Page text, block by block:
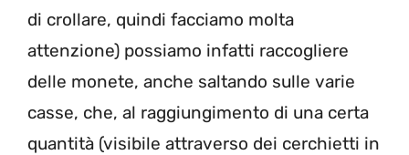
di crollare, quindi facciamo molta
attenzione) possiamo infatti raccogliere
delle monete, anche saltando sulle varie
casse, che, al raggiungimento di una certa
quantità (visibile attraverso dei cerchietti in